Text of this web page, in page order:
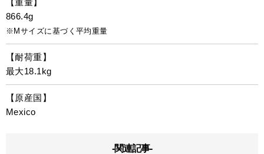
【重量】
866.4g
※Mサイズに基づく平均重量
【耐荷重】
最大18.1kg
【原産国】
Mexico
-関連記事-